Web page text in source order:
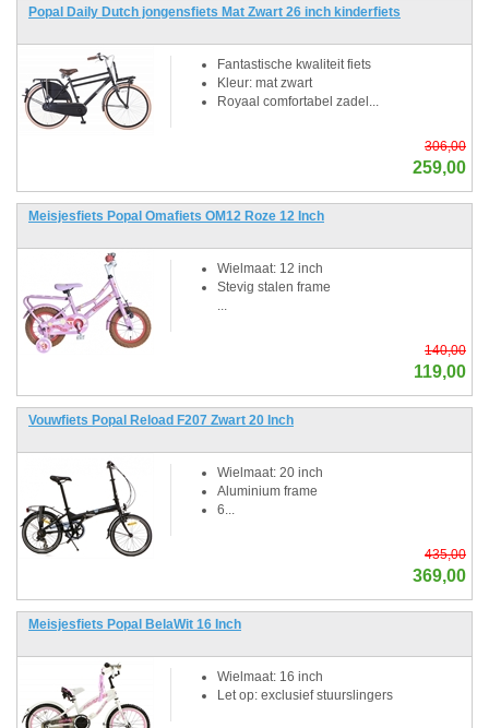
Popal Daily Dutch jongensfiets Mat Zwart 26 inch kinderfiets
Fantastische kwaliteit fiets
Kleur: mat zwart
Royaal comfortabel zadel...
306,00
259,00
Meisjesfiets Popal Omafiets OM12 Roze 12 Inch
Wielmaat: 12 inch
Stevig stalen frame
...
140,00
119,00
Vouwfiets Popal Reload F207 Zwart 20 Inch
Wielmaat: 20 inch
Aluminium frame
6...
435,00
369,00
Meisjesfiets Popal BelaWit 16 Inch
Wielmaat: 16 inch
Let op: exclusief stuurslingers